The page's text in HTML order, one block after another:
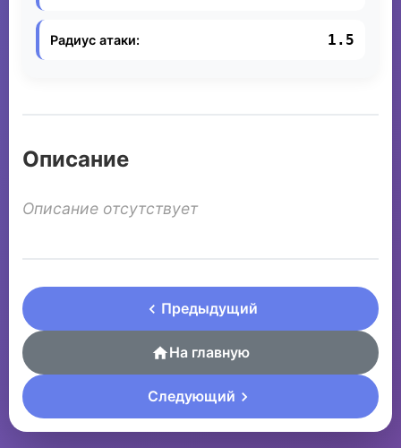
Радиус атаки: 1.5
Описание
Описание отсутствует
Предыдущий
На главную
Следующий